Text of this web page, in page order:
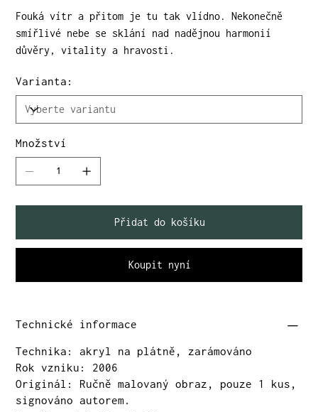
Fouká vítr a přitom je tu tak vlídno. Nekonečně
smířlivé nebe se sklání nad nadějnou harmonií
důvěry, vitality a hravosti.
Varianta:
Množství
Přidat do košíku
Koupit nyní
Technické informace
Technika: akryl na plátně, zarámováno
Rok vzniku: 2006
Originál: Ručně malovaný obraz, pouze 1 kus,
signováno autorem.